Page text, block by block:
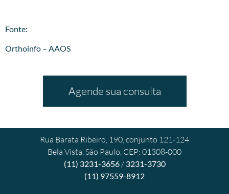
Fonte:
Orthoinfo – AAOS
Agende sua consulta
Rua Barata Ribeiro, 190, conjunto 121-124
Bela Vista, São Paulo, CEP: 01308-000
(11) 3231-3656/ 3231-3730
(11) 97559-8912